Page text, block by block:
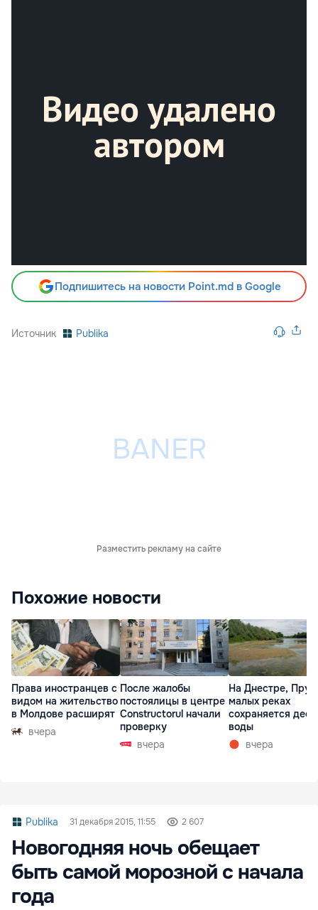
Подпишитесь на новости Point.md в Google
Источник Publika
Разместить рекламу на сайте
Похожие новости
Права иностранцев с
видом на жительство
в Молдове расширят
вчера
После жалобы
постоялицы в центре
Constructorul начали
проверку
вчера
На Днестре,
малых реках
сохраняется
воды
вчера
Publika 31 декабря 2015, 11:55 2 607
Новогодняя ночь обещает
быть самой морозной с начала
года